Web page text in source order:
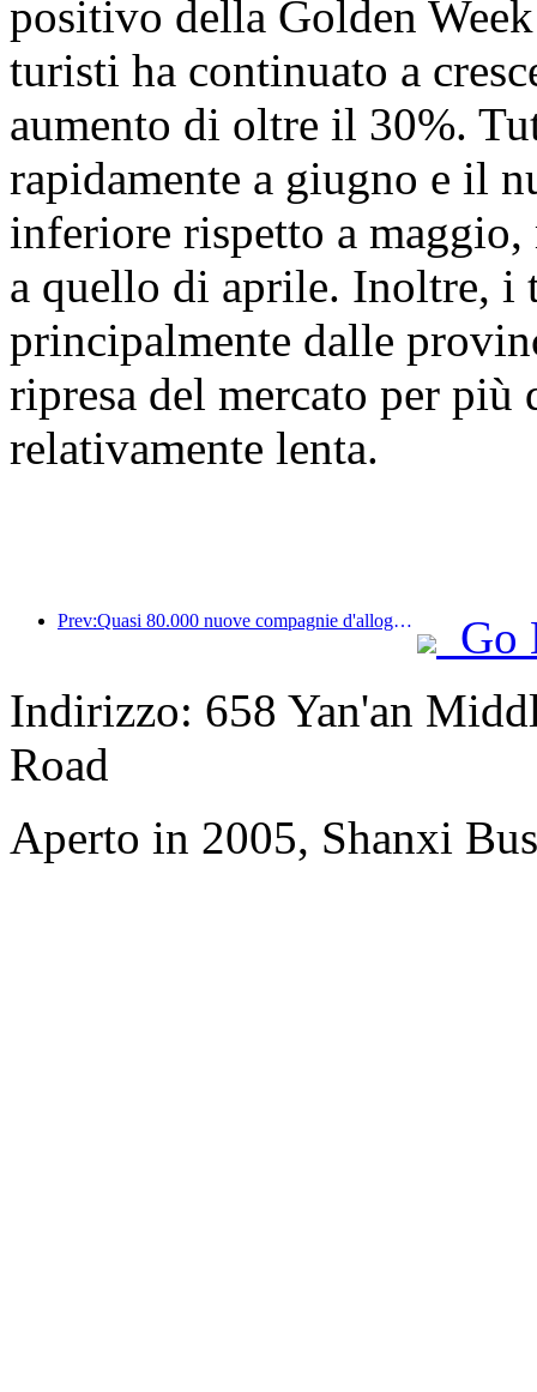
positivo della Golden
turisti ha continuato a
aumento di oltre il 30%.
rapidamente a giugno e il
inferiore rispetto a maggio,
a quello di aprile. Inoltre, i
principalmente dalle
ripresa del mercato per più
relativamente lenta.
Prev:Quasi 80.000 nuove compagnie d'alloggio sono state aggiunte nella prima metà dell'anno, con Guangdong, Shandong e Sichuan le più
Go
Indirizzo: 658 Yan'an
Road
Aperto in 2005, Shanxi